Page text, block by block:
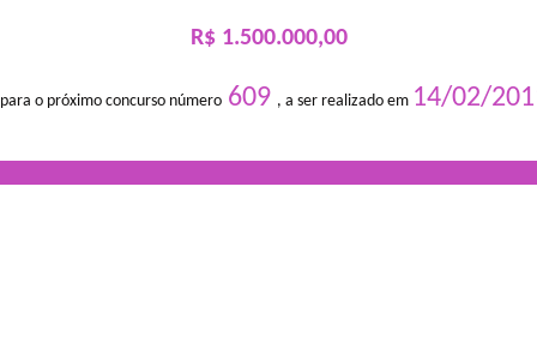
R$ 1.500.000,00
o próximo concurso número 609 , a ser realizado em 14/02/